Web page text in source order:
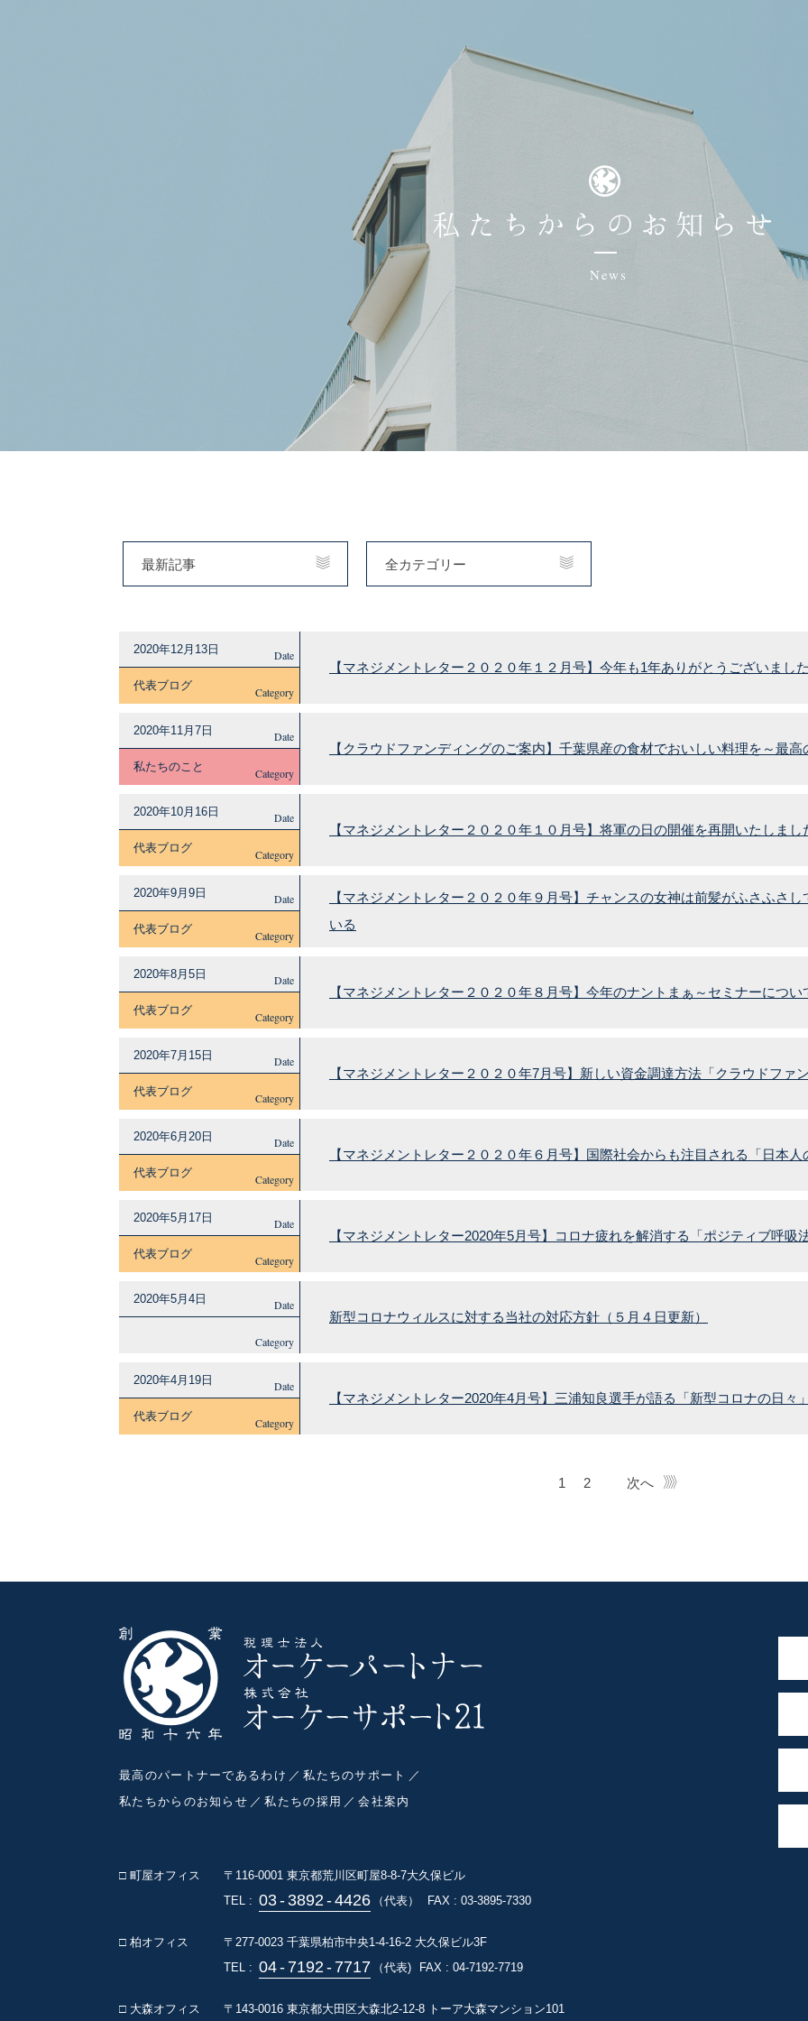
私たちからのお知らせ
News
最新記事 全カテゴリー
2020年12月13日 Date
代表ブログ Category
【マネジメントレター２０２０年１２月号】今年も1年ありがとうございました
2020年11月7日 Date
私たちのこと Category
【クラウドファンディングのご案内】千葉県産の食材でおいしい料理を～最
2020年10月16日 Date
代表ブログ Category
【マネジメントレター２０２０年１０月号】将軍の日の開催を再開いたしまし
2020年9月9日 Date
代表ブログ Category
【マネジメントレター２０２０年９月号】チャンスの女神は前髪がふさふさ
いる
2020年8月5日 Date
代表ブログ Category
【マネジメントレター２０２０年８月号】今年のナントまぁ～セミナーについ
2020年7月15日 Date
代表ブログ Category
【マネジメントレター２０２０年7月号】新しい資金調達方法「クラウドファン
2020年6月20日 Date
代表ブログ Category
【マネジメントレター２０２０年６月号】国際社会からも注目される「日本人
2020年5月17日 Date
代表ブログ Category
【マネジメントレター2020年5月号】コロナ疲れを解消する「ポジティブ呼吸
2020年5月4日 Date
Category
新型コロナウィルスに対する当社の対応方針（５月４日更新）
2020年4月19日 Date
代表ブログ Category
【マネジメントレター2020年4月号】三浦知良選手が語る「新型コロナの日々」
1 2 次へ
最高のパートナーであるわけ
私たちのサポート
私たちからのお知らせ
私たちの採用 会社案内
□ 町屋オフィス 〒116-0001 東京都荒川区町屋8-8-7大久保ビル
TEL : 03- 3892-4426 （代表） FAX : 03-3895-7330
□ 柏オフィス 〒277-0023 千葉県柏市中央1-4-16-2 大久保ビル3F
TEL : 04- 7192- 7717 （代表) FAX : 04-7192-7719
□ 大森オフィス 〒143-0016 東京都大田区大森北2-12-8 トーア大森マンション101